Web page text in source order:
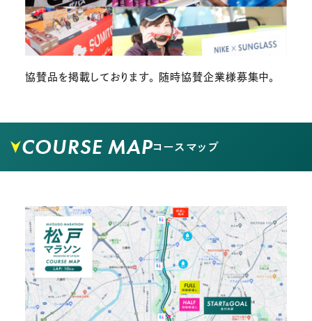
協賛品を掲載しております。 随時協賛企業様募集中。
COURSE MAPコースマップ